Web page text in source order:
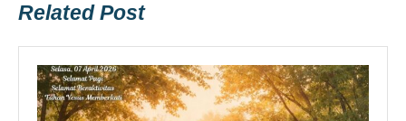
Related Post